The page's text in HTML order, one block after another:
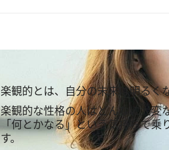
楽観的とは、自分の未来は明るく
楽観的な性格の人はどんなに大変
「何とかなる」という気持ちで
す。